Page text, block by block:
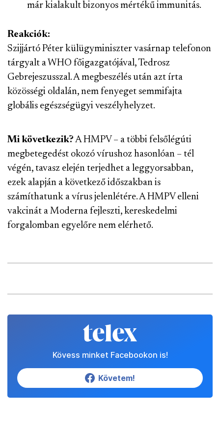
már kialakult bizonyos mértékű immunitás.
Reakciók:
Szijjártó Péter külügyminiszter vasárnap telefonon
tárgyalt a WHO főigazgatójával, Tedrosz
Gebrejeszusszal. A megbeszélés után azt írta
közösségi oldalán, nem fenyeget semmifajta
globális egészségügyi veszélyhelyzet.
Mi következik? A HMPV – a többi felsőlégúti
megbetegedést okozó vírushoz hasonlóan – tél
végén, tavasz elején terjedhet a leggyorsabban,
ezek alapján a következő időszakban is
számíthatunk a vírus jelenlétére. A HMPV elleni
vakcinát a Moderna fejleszti, kereskedelmi
forgalomban egyelőre nem elérhető.
Kövess minket Facebookon is!
Követem!